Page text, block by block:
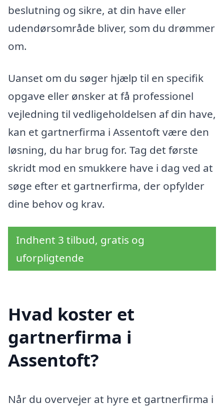
beslutning og sikre, at din have eller
udendørsområde bliver, som du drømmer
om.
Uanset om du søger hjælp til en specifik
opgave eller ønsker at få professionel
vejledning til vedligeholdelsen af din have,
kan et gartnerfirma i Assentoft være den
løsning, du har brug for. Tag det første
skridt mod en smukkere have i dag ved at
søge efter et gartnerfirma, der opfylder
dine behov og krav.
Indhent 3 tilbud, gratis og
uforpligtende
Hvad koster et
gartnerfirma i
Assentoft?
Når du overvejer at hyre et gartnerfirma i